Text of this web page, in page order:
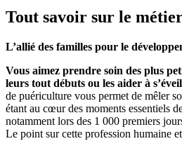
Tout savoir sur le
L’allié des familles pour le
Vous aimez prendre soin des plus
leurs tout débuts ou les aider à
de puériculture vous permet de mêler
étant au cœur des moments essentiels
notamment lors des 1 000 premiers
Le point sur cette profession humaine